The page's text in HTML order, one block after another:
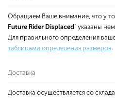
Обращаем Ваше внимание, что у
Future Rider Displaced " указаны
Для правильного определения
таблицами определения размеров.
Доставка
Доставка осуществляется со